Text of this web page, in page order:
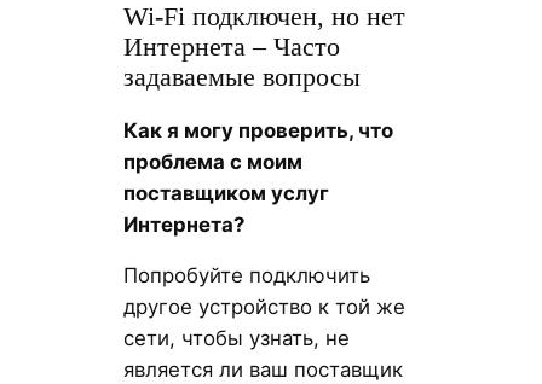
Wi-Fi подключен, но нет
Интернета – Часто
задаваемые вопросы
Как я могу проверить, что
проблема с моим
поставщиком услуг
Интернета?
Попробуйте подключить
другое устройство к той же
сети, чтобы узнать, не
является ли ваш поставщик